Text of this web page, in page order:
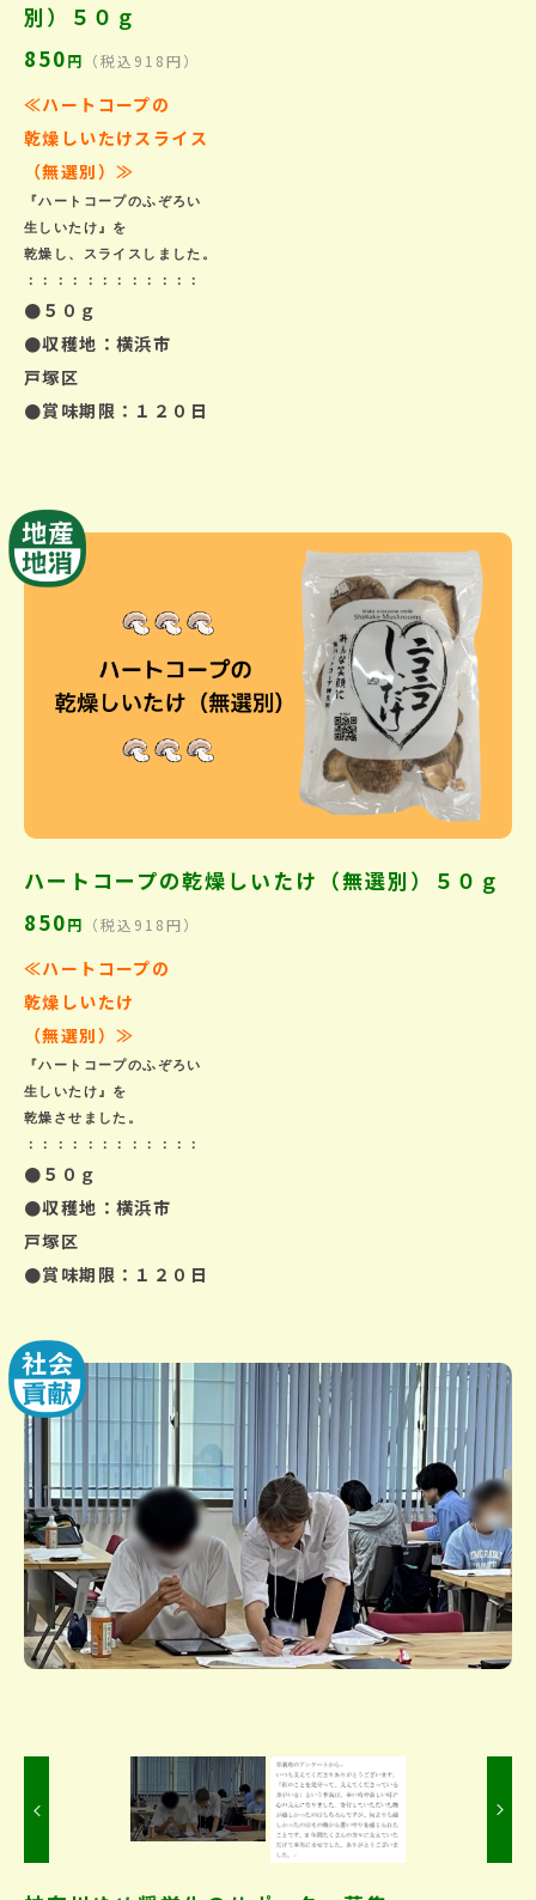
別）５０ｇ
850円 （税込918円）
≪ハートコープの
乾燥しいたけスライス
（無選別）≫
『ハートコープのふぞろい
生しいたけ』を
乾燥し、スライスしました。
：：：：：：：：：：：：
●５０ｇ
●収穫地：横浜市
戸塚区
●賞味期限：１２０日
ハートコープの乾燥しいたけ（無選別）５０ｇ
850円 （税込918円）
≪ハートコープの
乾燥しいたけ
（無選別）≫
『ハートコープのふぞろい
生しいたけ』を
乾燥させました。
：：：：：：：：：：：：
●５０ｇ
●収穫地：横浜市
戸塚区
●賞味期限：１２０日
Previous